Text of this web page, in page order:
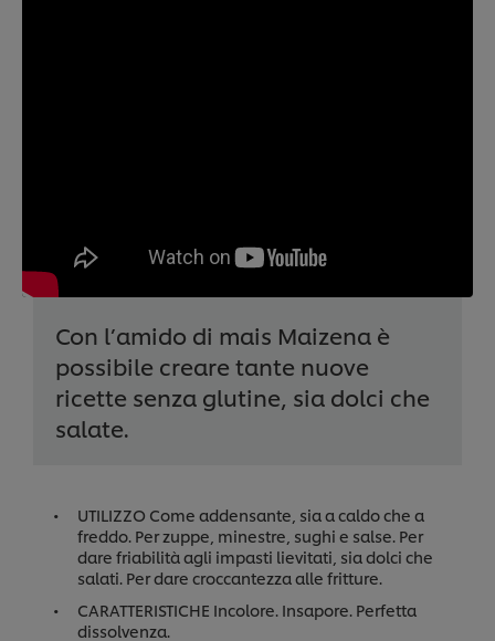
Con l’amido di mais Maizena è
possibile creare tante nuove
ricette senza glutine, sia dolci che
salate.
UTILIZZO Come addensante, sia a caldo che a
freddo. Per zuppe, minestre, sughi e salse. Per
dare friabilità agli impasti lievitati, sia dolci che
salati. Per dare croccantezza alle fritture.
CARATTERISTICHE Incolore. Insapore. Perfetta
dissolvenza.